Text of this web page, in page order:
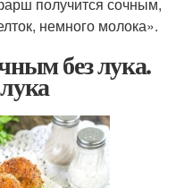
немного молока».
без лука.